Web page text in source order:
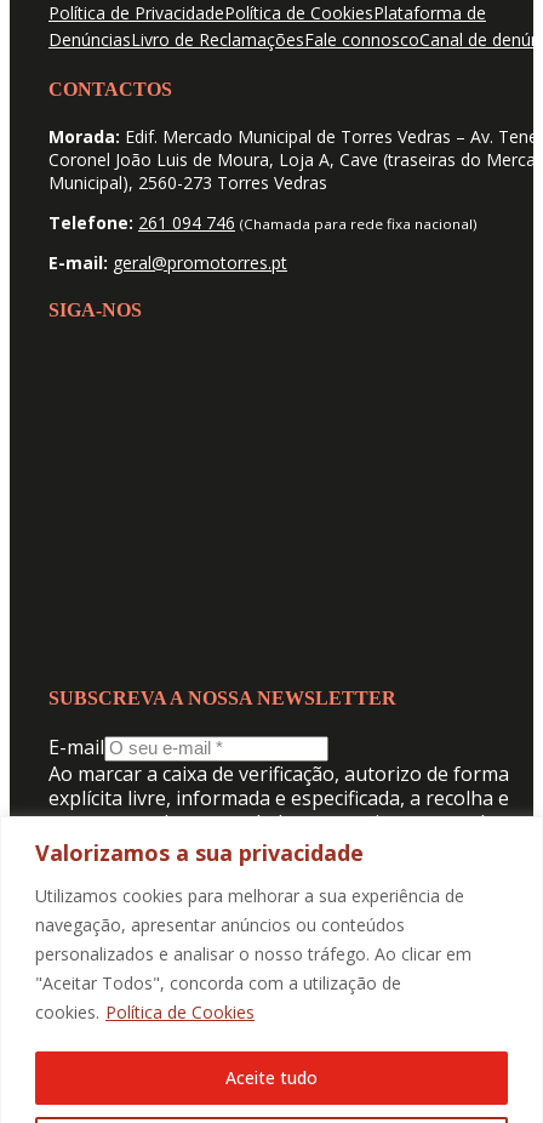
Valorizamos a sua privacidade
Utilizamos cookies para melhorar a sua experiência de
navegação, apresentar anúncios ou conteúdos
personalizados e analisar o nosso tráfego. Ao clicar em
"Aceitar Todos", concorda com a utilização de
cookies. Política de Cookies
Aceite tudo
Política de PrivacidadePolítica de CookiesPlataforma de
DenúnciasLivro de ReclamaçõesFale connoscoCanal de
CONTACTOS
Morada: Edif. Mercado Municipal de Torres Vedras – Av.
Coronel João Luis de Moura, Loja A, Cave (traseiras do
Municipal), 2560-273 Torres Vedras
Telefone: 261 094 746 (Chamada para rede fixa nacional)
E-mail: geral@promotorres.pt
SIGA-NOS
SUBSCREVA A NOSSA NEWSLETTER
E-mail
Ao marcar a caixa de verificação, autorizo de forma
explícita livre, informada e especificada, a recolha e
tratamento dos meus dados pessoais para receber
comunicação da Promotorres:
Aceito a Politica de Privacidade.
SUBMETER
@2025 Promotorres EM., Todos os direitos reservados